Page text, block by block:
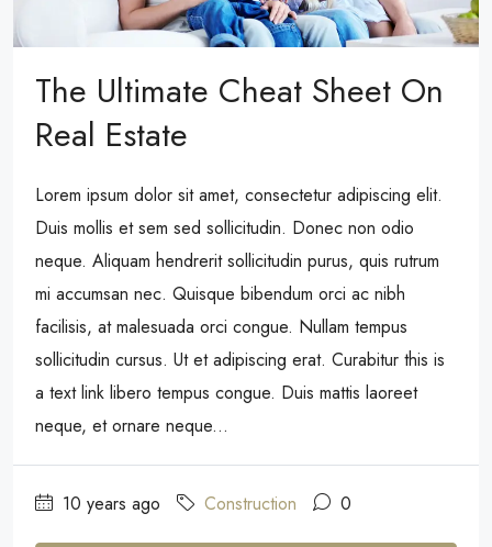
The Ultimate Cheat Sheet On
Real Estate
Lorem ipsum dolor sit amet, consectetur adipiscing elit.
Duis mollis et sem sed sollicitudin. Donec non odio
neque. Aliquam hendrerit sollicitudin purus, quis rutrum
mi accumsan nec. Quisque bibendum orci ac nibh
facilisis, at malesuada orci congue. Nullam tempus
sollicitudin cursus. Ut et adipiscing erat. Curabitur this is
a text link libero tempus congue. Duis mattis laoreet
neque, et ornare neque...
10 years ago Construction 0